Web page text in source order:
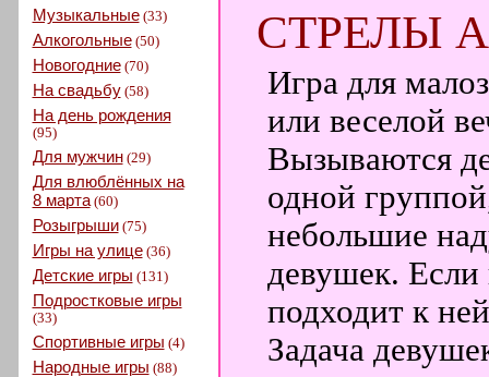
Музыкальные(33)
Алкогольные(50)
Новогодние(70)
На свадьбу(58)
На день рождения
(95)
Для мужчин(29)
Для влюблённых на
8 марта(60)
Розыгрыши(75)
Игры на улице(36)
Детские игры (131)
Подростковые игры
(33)
Спортивные игры (4)
Народные игры (88)
СТРЕЛЫ
Игра для
или веселой
Вызываются
одной
небольшие
девушек. Если
подходит к
Задача